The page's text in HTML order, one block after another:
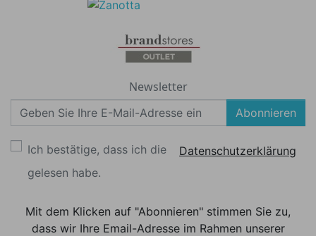
Newsletter
Abonnieren
Ich bestätige, dass ich die
Datenschutzerklärung
gelesen habe.
Mit dem Klicken auf "Abonnieren" stimmen Sie zu,
dass wir Ihre Email-Adresse im Rahmen unserer